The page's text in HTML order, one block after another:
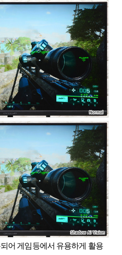
어 게임등에서 유용하게 활용